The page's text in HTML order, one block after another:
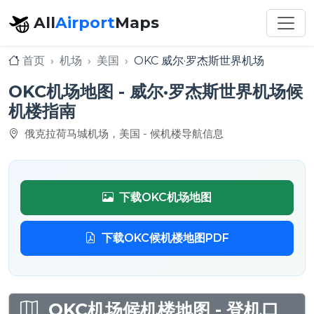
AllAirportMaps
首页 机场 美国 OKC 威尔·罗杰斯世界机场
OKC机场地图 - 威尔·罗杰斯世界机场候
机楼指南
俄克拉荷马城机场，美国 - 候机楼导航信息
下载OKC机场地图
下载OKC候机楼地图PDF
OKC机场候机楼地图 - 登机口